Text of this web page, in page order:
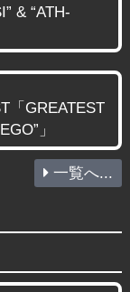
& “ATH-
「GREATEST
」
一覧へ...